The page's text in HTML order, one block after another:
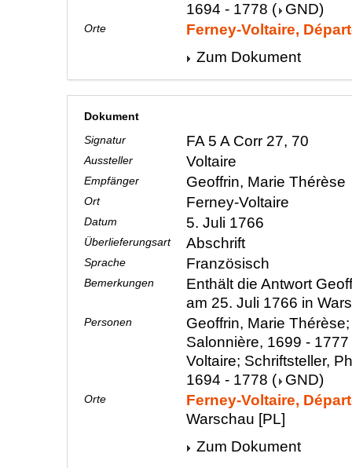
1694 - 1778 ( GND)
Orte
Ferney-Voltaire,
Zum Dokument
Dokument
Signatur
FA 5 A Corr 27, 70
Aussteller Voltaire
Empfänger Geoffrin, Marie Thérèse
Ort Ferney-Voltaire
Datum 5. Juli 1766
Überlieferungsart Abschrift
Sprache Französisch
Bemerkungen
Enthält die Antwort
am 25. Juli 1766 in
Personen
Geoffrin, Marie
Salonnière, 1699 - 1777
Voltaire; Schriftsteller,
1694 - 1778 ( GND)
Orte
Ferney-Voltaire,
Warschau [PL]
Zum Dokument